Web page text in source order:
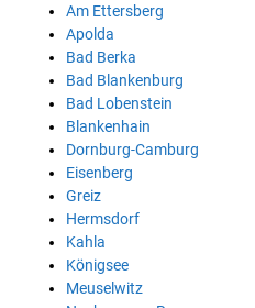
Am Ettersberg
Apolda
Bad Berka
Bad Blankenburg
Bad Lobenstein
Blankenhain
Dornburg-Camburg
Eisenberg
Greiz
Hermsdorf
Kahla
Königsee
Meuselwitz